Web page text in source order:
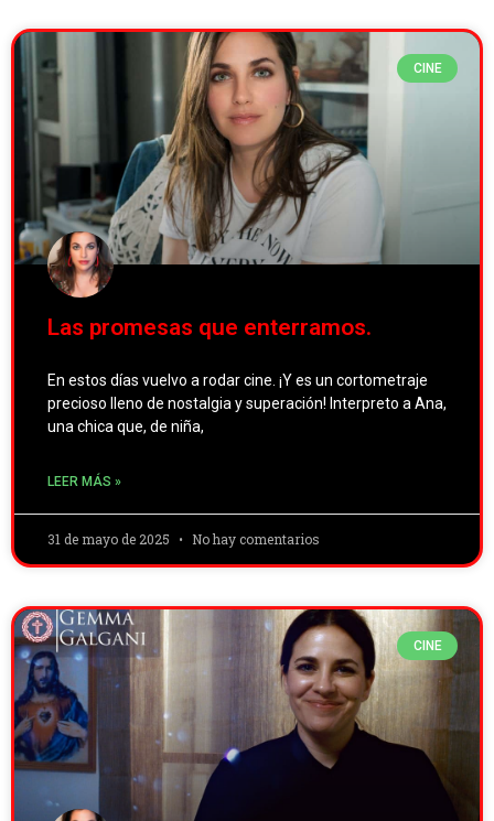
CINE
Las promesas que enterramos.
En estos días vuelvo a rodar cine. ¡Y es un cortometraje
precioso lleno de nostalgia y superación! Interpreto a Ana,
una chica que, de niña,
LEER MÁS »
31 de mayo de 2025 No hay comentarios
CINE